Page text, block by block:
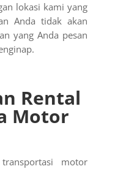
lokasi kami yang
Anda tidak akan
yang Anda pesan
Rental
Motor
motor